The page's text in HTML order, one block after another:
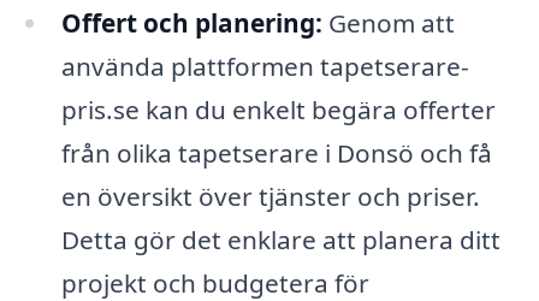
Offert och planering: Genom att
använda plattformen tapetserare-
pris.se kan du enkelt begära offerter
från olika tapetserare i Donsö och få
en översikt över tjänster och priser.
Detta gör det enklare att planera ditt
projekt och budgetera för